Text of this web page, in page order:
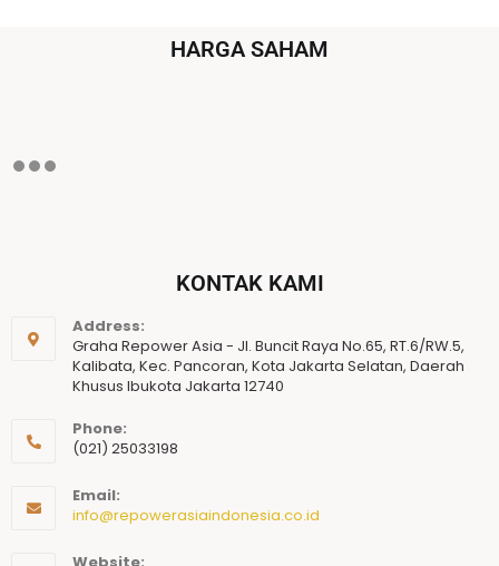
HARGA SAHAM
KONTAK KAMI
Address:
Graha Repower Asia - Jl. Buncit Raya No.65, RT.6/RW.5,
Kalibata, Kec. Pancoran, Kota Jakarta Selatan, Daerah
Khusus Ibukota Jakarta 12740
Phone:
(021) 25033198
Email:
info@repowerasiaindonesia.co.id
Website: